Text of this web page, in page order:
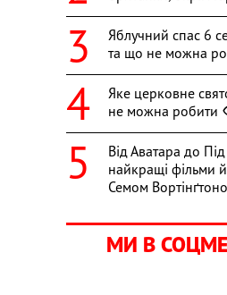
Яблучний спас 6
та що не можна
Яке церковне
не можна робити
Від Аватара до
найкращі фільми й
Семом
МИ В